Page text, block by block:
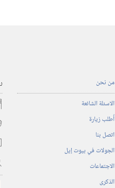
من نحن
الاسئلة الشائعة
أُطلب زيارة
اتصل بنا
الجولات في بيوت إيل
الاجتماعات
الذكرى